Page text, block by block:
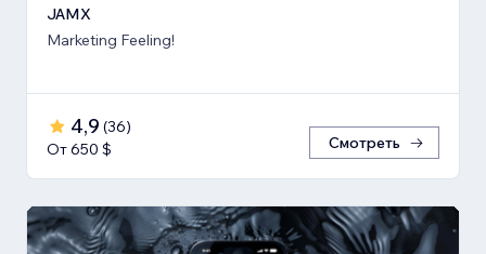
JAMX
Marketing Feeling!
4,9 (36)
От 650 $
Смотреть